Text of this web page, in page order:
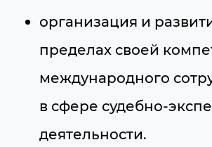
организация и
пределах своей
международного
в сфере судебно-
деятельности.